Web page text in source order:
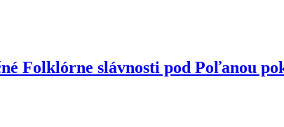
Folklórne slávnosti pod Poľanou